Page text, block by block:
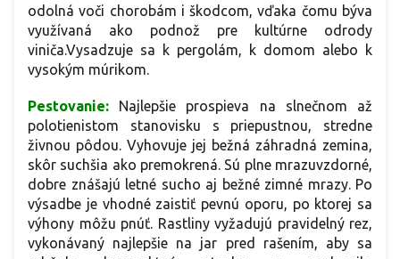
odolná voči chorobám i škodcom, vďaka čomu býva
využívaná ako podnož pre kultúrne odrody
viniča.Vysadzuje sa k pergolám, k domom alebo k
vysokým múrikom.
Pestovanie: Najlepšie prospieva na slnečnom až
polotienistom stanovisku s priepustnou, stredne
živnou pôdou. Vyhovuje jej bežná záhradná zemina,
skôr suchšia ako premokrená. Sú plne mrazuvzdorné,
dobre znášajú letné sucho aj bežné zimné mrazy. Po
výsadbe je vhodné zaistiť pevnú oporu, po ktorej sa
výhony môžu pnúť. Rastliny vyžadujú pravidelný rez,
vykonávaný najlepšie na jar pred rašením, aby sa